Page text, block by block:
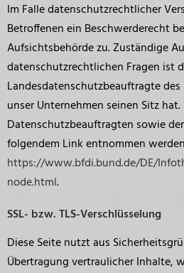
Im Falle datenschutzrechtlicher
Betroffenen ein Beschwerderecht
Aufsichtsbehörde zu. Zuständige
datenschutzrechtlichen Fragen ist
Landesdatenschutzbeauftragte
unser Unternehmen seinen Sitz
Datenschutzbeauftragten sowie
folgendem Link entnommen
https://www.bfdi.bund.de/DE/
node.html.
SSL- bzw. TLS-Verschlüsselung
Diese Seite nutzt aus
Übertragung vertraulicher Inhalte,